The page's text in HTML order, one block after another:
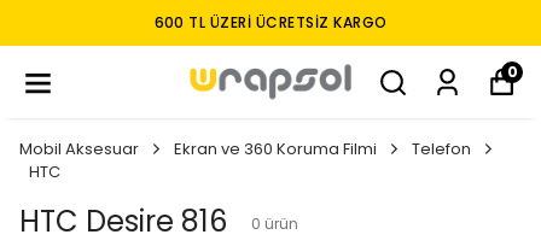
600 TL ÜZERI ÜCRETSIZ KARGO
0
Mobil Aksesuar Ekran ve 360 Koruma Filmi
Telefon
HTC
HTC Desire 816 0 ürün